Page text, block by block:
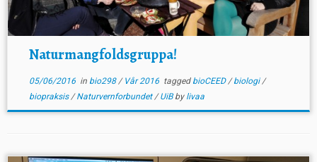
Naturmangfoldsgruppa!
05/06/2016in bio298/ Vår 2016 tagged bioCEED/biologi/
biopraksis/Naturvernforbundet/UiBby livaa